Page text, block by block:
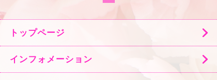
トップページ
インフォメーション